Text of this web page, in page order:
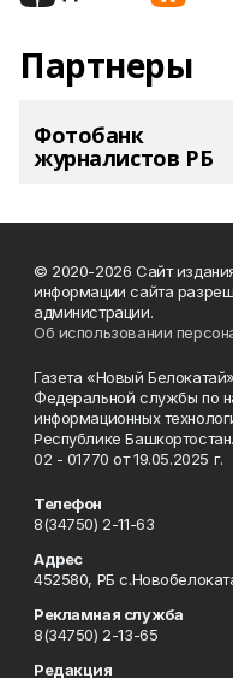
Партнеры
Фотобанк
журналистов РБ
© 2020-2026 Сайт
информации сайта
администрации.
Об использовании
Газета «Новый
Федеральной службы по
информационных
Республике
02 - 01770 от 19.05.2025 г.
Телефон
8(34750) 2-11-63
Адрес
452580, РБ
Рекламная служба
8(34750) 2-13-65
Редакция